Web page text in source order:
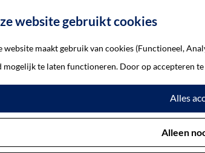
website gebruikt cookies
website maakt gebruik van cookies (Functioneel,
mogelijk te laten functioneren. Door op accepteren
Alles
Alleen
Bossche beeldbank
intelligentie
26